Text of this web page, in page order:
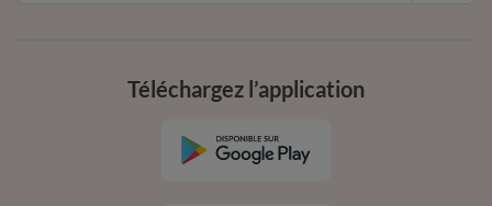
Téléchargez l’application